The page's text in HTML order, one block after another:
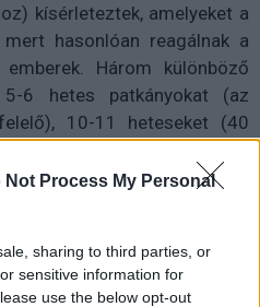
Not Process My Personal
sharing to third parties, or
sensitive information for
use the below opt-out
kísérleteztek, amelyeket a
hasonlóan reagálnak a
Három különböző
6 hetes patkányokat (az
10-11 heteseket (40
és idősebb emberek).
RF-EMF frekvenciáknak